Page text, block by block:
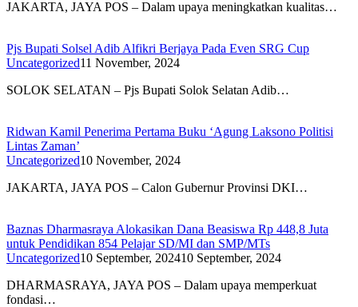
JAKARTA, JAYA POS – Dalam upaya meningkatkan kualitas…
Pjs Bupati Solsel Adib Alfikri Berjaya Pada Even SRG Cup
Uncategorized11 November, 2024
SOLOK SELATAN – Pjs Bupati Solok Selatan Adib…
Ridwan Kamil Penerima Pertama Buku ‘Agung Laksono Politisi
Lintas Zaman’
Uncategorized10 November, 2024
JAKARTA, JAYA POS – Calon Gubernur Provinsi DKI…
Baznas Dharmasraya Alokasikan Dana Beasiswa Rp 448,8 Juta
untuk Pendidikan 854 Pelajar SD/MI dan SMP/MTs
Uncategorized10 September, 202410 September, 2024
DHARMASRAYA, JAYA POS – Dalam upaya memperkuat
fondasi…